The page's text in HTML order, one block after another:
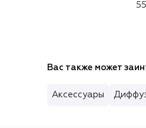
Вас также может
Аксессуары